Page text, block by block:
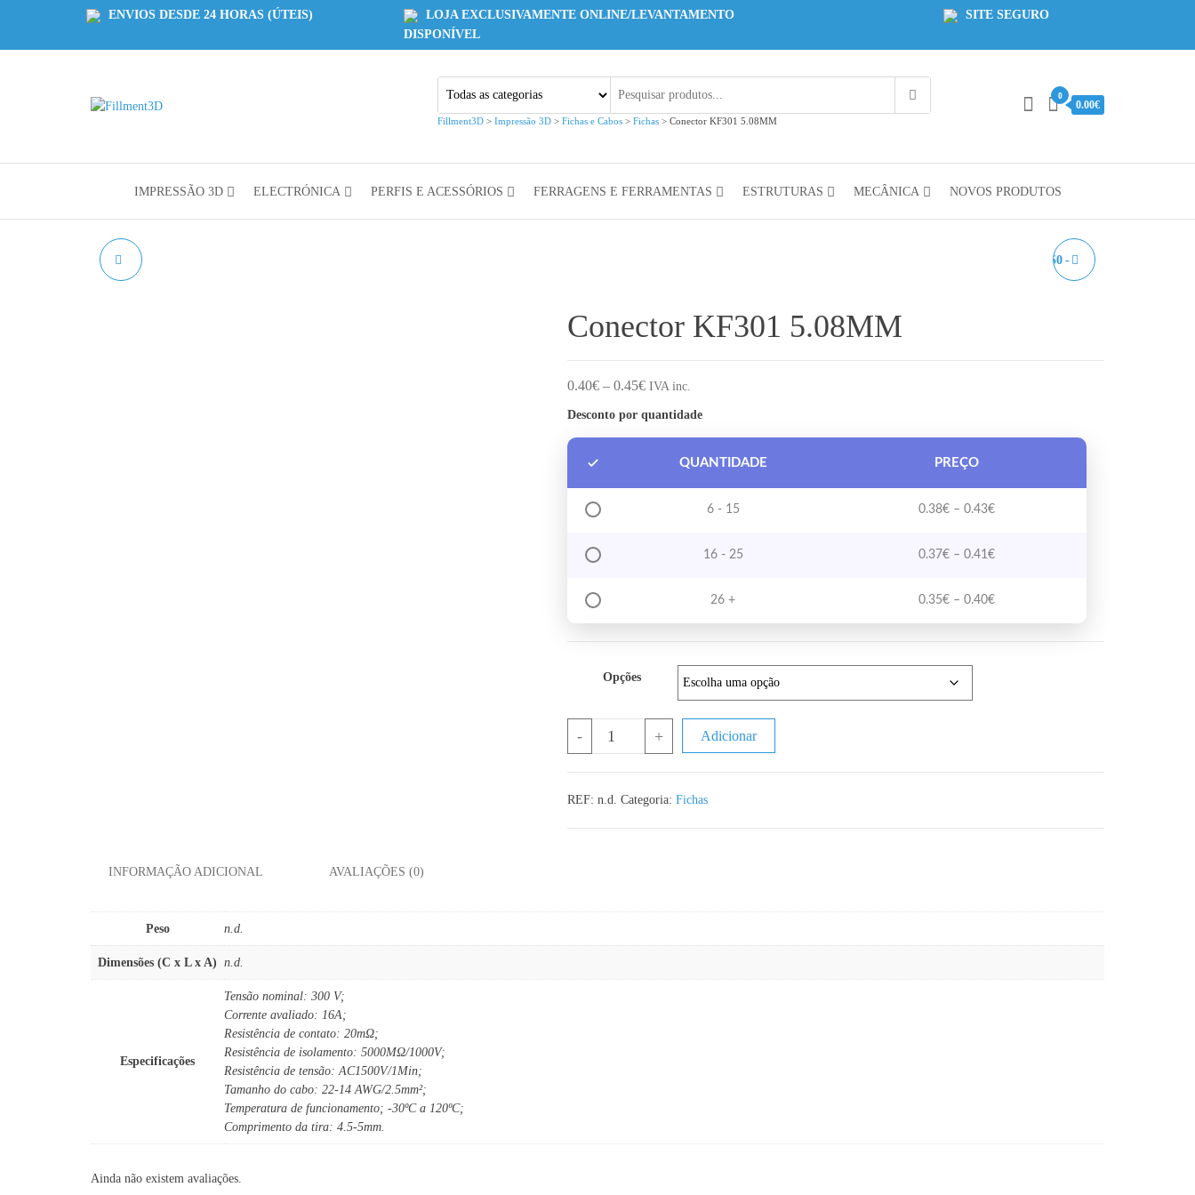
ENVIOS DESDE 24 HORAS (ÚTEIS)
LOJA EXCLUSIVAMENTE ONLINE/LEVANTAMENTO
DISPONÍVEL
SITE SEGURO
3D
Fillment3D > Impressão 3D > Fichas e Cabos > Fichas > Conector KF301 5.08MM
0
0.00€
IMPRESSÃO 3D ELECTRÓNICA PERFIS E ACESSÓRIOS FERRAGENS E FERRAMENTAS ESTRUTURAS MECÂNICA NOVOS PRODUTOS
CONECTOR KF350 3.50 -
Conector KF301 5.08MM
0.40€ – 0.45€Price range: 0.40€ through 0.45€
IVA inc.
Desconto por quantidade
QUANTIDADE PREÇO
6 - 15 0.38€ – 0.43€Price range: 0.38€ through 0.43€
16 - 25 0.37€ – 0.41€Price range: 0.37€ through 0.41€
26 + 0.35€ – 0.40€Price range: 0.35€ through 0.40€
Opções
- + Adicionar
REF: n.d. Categoria: Fichas
INFORMAÇÃO ADICIONAL AVALIAÇÕES (0)
Peso n.d.
Dimensões (C x L x A) n.d.
Especificações
Tensão nominal: 300 V;
Corrente avaliado: 16A;
Resistência de contato: 20mΩ;
Resistência de isolamento: 5000MΩ/1000V;
Resistência de tensão: AC1500V/1Min;
Tamanho do cabo: 22-14 AWG/2.5mm²;
Temperatura de funcionamento; -30ºC a 120ºC;
Comprimento da tira: 4.5-5mm.
Ainda não existem avaliações.